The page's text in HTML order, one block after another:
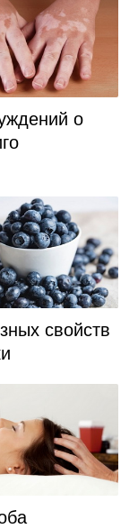
о
свойств